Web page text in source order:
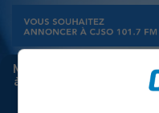
:
Meta bloque les infos
à Sorel-Tracy et la